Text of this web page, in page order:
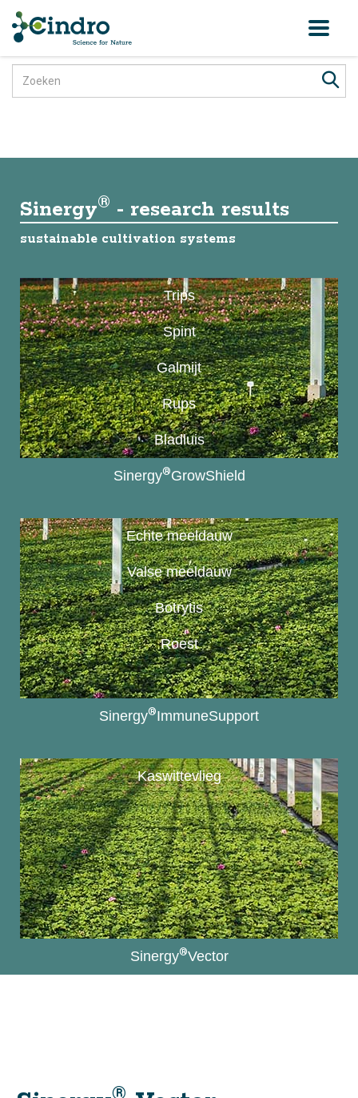
Sinergy® - research results
sustainable cultivation systems
Trips
Spint
Galmijt
Rups
Bladluis
Sinergy®GrowShield
Echte meeldauw
Valse meeldauw
Botrytis
Roest
Sinergy®ImmuneSupport
Kaswittevlieg
Sinergy®Vector
®